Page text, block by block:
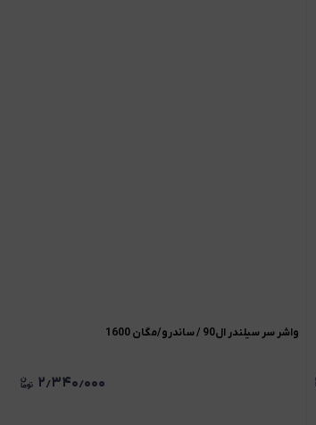
واشر سر سیلندر ال90 / ساندرو/مگان 1600
۲٫۳۴۰٫۰۰۰